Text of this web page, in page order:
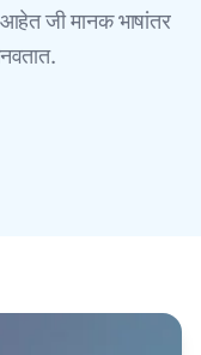
जी मानक भाषांतर